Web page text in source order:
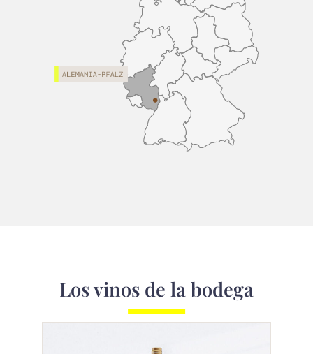
Los vinos de la bodega